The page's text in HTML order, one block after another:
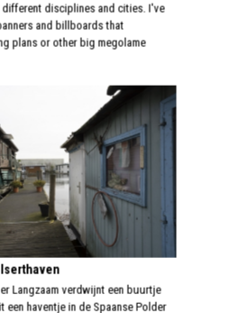
disciplines and cities. I've
and billboards that
plans or other big megolame
Langzaam verdwijnt een buurtje
een haventje in de Spaanse Polder